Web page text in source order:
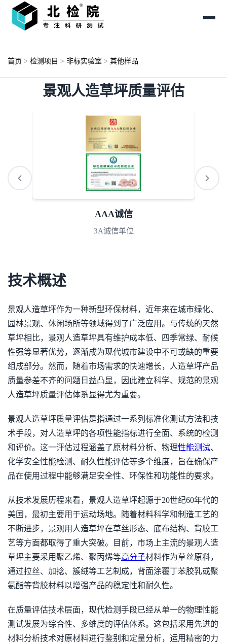
首页 > 检测项目 > 非标实验室 > 其他样品
景观人造草坪质量评估
AAA诚信
3A诚信单位
技术概述
景观人造草坪作为一种新型环保材料，近年来在城市绿化、
园林景观、休闲场所等领域得到了广泛应用。与传统的天然
草坪相比，景观人造草坪具有维护成本低、四季常绿、耐候
性强等显著优势，逐渐成为现代城市建设中不可或缺的重要
组成部分。然而，随着市场需求的快速增长，人造草坪产品
质量参差不齐的问题日益凸显，因此建立科学、规范的景观
人造草坪质量评估体系显得尤为重要。
景观人造草坪质量评估是指通过一系列标准化测试方法和技
术手段，对人造草坪的各项性能指标进行全面、系统的检测
和评价。这一评估过程涵盖了原材料分析、物理性能测试、
化学安全性能检测、耐久性能评估等多个维度，旨在确保产
品在使用过程中能够满足安全性、环保性和功能性的要求。
从技术发展历程来看，景观人造草坪起源于20世纪60年代的
美国，最初主要用于运动场地。随着材料科学和制造工艺的
不断进步，景观用人造草坪在草丝形态、底布结构、背胶工
艺等方面都取得了重大突破。目前，市场上主流的景观人造
草坪主要采用聚乙烯、聚丙烯等高分子材料作为草丝原料，
通过拉丝、加捻、簇绒等工艺制成，背面涂覆丁苯胶乳或聚
氨酯等背胶材料以增强产品的稳定性和耐久性。
在质量评估技术层面，现代检测手段已经从单一的物理性能
测试发展为综合性、多维度的评估体系。这包括采用先进的
材料分析技术对原材料进行鉴别和定量分析，运用精密的力